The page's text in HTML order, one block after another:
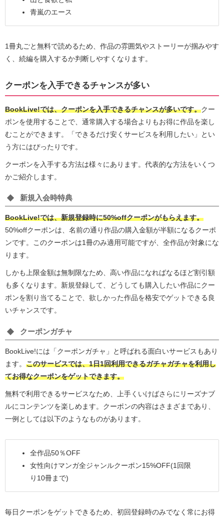
青嵐のエース
1冊丸ごと無料で読めるため、作品の雰囲気やストーリーが掴みやす
く、続編を購入するか判断しやすくなります。
クーポンを入手できるチャンスが多い
BookLive!では、クーポンを入手できるチャンスが多いです。クー
ポンを使用することで、通常購入する場合よりもお得に作品を楽し
むことができます。「できるだけ安くサービスを利用したい」とい
う方にはぴったりです。
クーポンを入手する方法は様々にあります。代表的な方法をいくつ
かご紹介します。
新規入会時特典
BookLive!では、新規登録時に50%offクーポンがもらえます。
50%offクーポンは、名前の通り作品の購入金額が半額になるクーポ
ンです。このクーポンは1冊のみ適用可能ですが、全作品が対象にな
ります。
しかも上限金額は無制限なため、高い作品になればなるほど割引額
も多くなります。新規登録して、どうしても購入したい作品にクー
ポンを割り当てることで、欲しかった作品を格安でゲットできる良
いチャンスです。
クーポンガチャ
BookLive!には「クーポンガチャ」と呼ばれる面白いサービスもあり
ます。 このサービスでは、1日1回利用できるガチャガチャを利用し
てお得なクーポンをゲットできます。
無料で利用できるサービスなため、上手くいけばさらにリーズナブ
ルにコンテンツを楽しめます。クーポンの内容はさまざまであり、
一例としては以下のようなものがあります。
全作品50％OFF
女性向けマンガ全ジャンルクーポン15%OFF(1回限
り10冊まで)
毎日クーポンをゲットできるため、初回登録時のみでなく常にお得